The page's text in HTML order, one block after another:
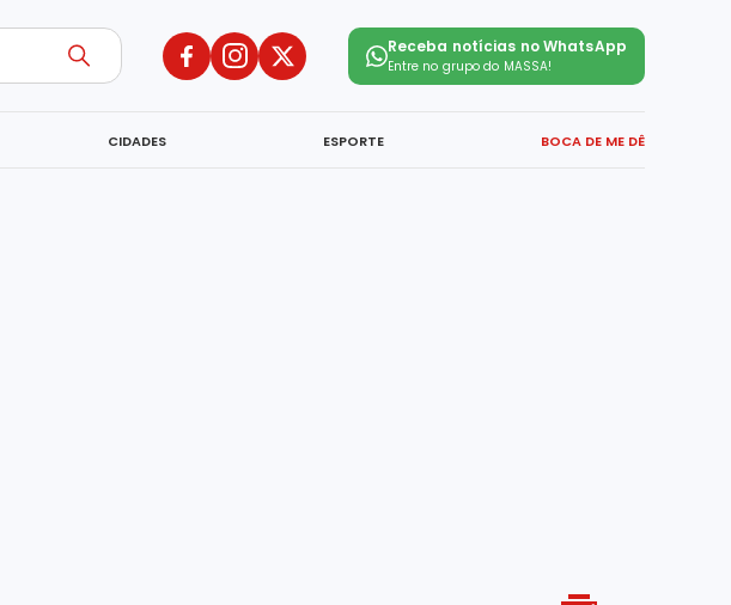
Receba notícias no WhatsApp
Entre no grupo do MASSA!
CIDADES ESPORTE BOCA DE ME DÊ